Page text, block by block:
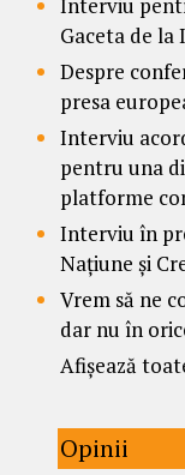
Interviu
Gaceta de la
Despre
presa
Interviu
pentru una
platforme
Interviu în
Națiune și
Vrem să ne
dar nu în
Afișează
Opinii